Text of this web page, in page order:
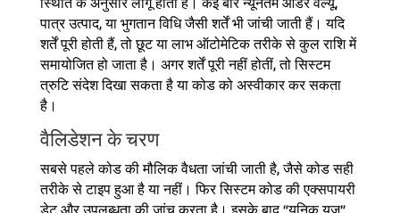
पात्र उत्पाद, या भुगतान विधि जैसी शर्तें भी जांची जाती हैं। यदि
शर्तें पूरी होती हैं, तो छूट या लाभ ऑटोमेटिक तरीके से कुल राशि में
समायोजित हो जाता है। अगर शर्तें पूरी नहीं होतीं, तो सिस्टम
त्रुटि संदेश दिखा सकता है या कोड को अस्वीकार कर सकता
है।
वैलिडेशन के चरण
सबसे पहले कोड की मौलिक वैधता जांची जाती है, जैसे कोड सही
तरीके से टाइप हुआ है या नहीं। फिर सिस्टम कोड की एक्सपायरी